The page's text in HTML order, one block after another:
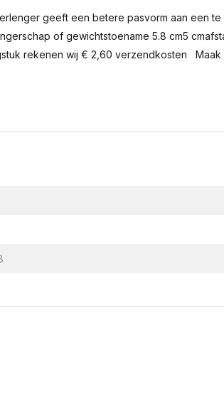
geeft een betere pasvorm aan een te
of gewichtstoename 5.8 cm5
rekenen wij € 2,60 verzendkosten Maak